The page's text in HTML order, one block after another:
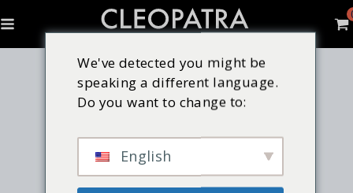
We've detected you might be
speaking a different language.
Do you want to change to:
English